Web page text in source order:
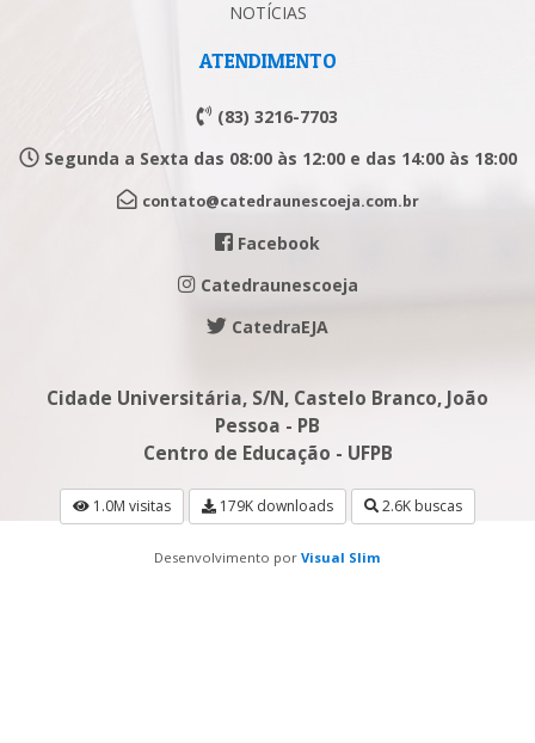
NOTÍCIAS
ATENDIMENTO
(83) 3216-7703
Segunda a Sexta das 08:00 às 12:00 e das 14:00 às 18:00
contato@catedraunescoeja.com.br
Facebook
Catedraunescoeja
CatedraEJA
Cidade Universitária, S/N, Castelo Branco, João
Pessoa - PB
Centro de Educação - UFPB
1.0M visitas 179K downloads 2.6K buscas
Desenvolvimento por Visual Slim